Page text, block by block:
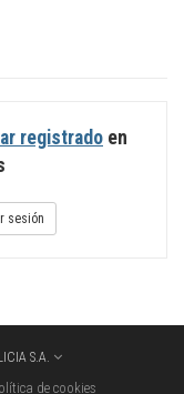
registrado en
sesión
S.A.
de cookies